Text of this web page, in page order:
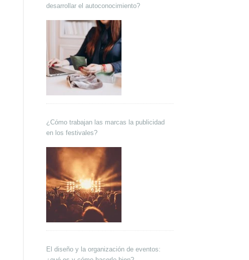
desarrollar el autoconocimiento?
¿Cómo trabajan las marcas la publicidad
en los festivales?
El diseño y la organización de eventos: